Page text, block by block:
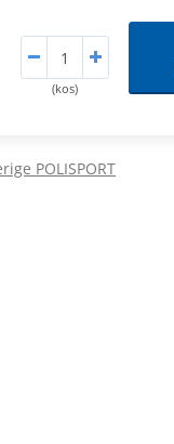
(kos)
POLISPORT